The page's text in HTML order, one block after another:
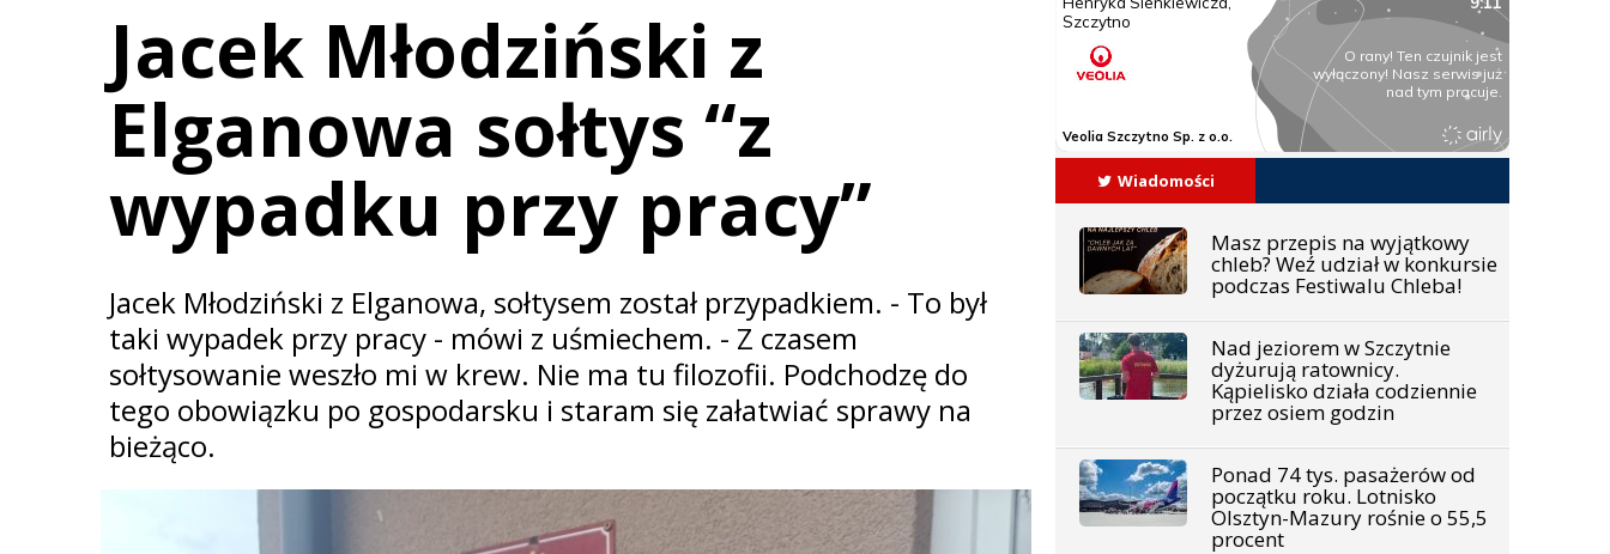
Jacek Młodziński z
Elganowa sołtys “z
wypadku przy pracy”
Jacek Młodziński z Elganowa, sołtysem został przypadkiem. - To był
taki wypadek przy pracy - mówi z uśmiechem. - Z czasem
sołtysowanie weszło mi w krew. Nie ma tu filozofii. Podchodzę do
tego obowiązku po gospodarsku i staram się załatwiać sprawy na
bieżąco.
Wiadomości
Masz przepis na wyjątkowy
chleb? Weź udział w konkursie
podczas Festiwalu Chleba!
Nad jeziorem w Szczytnie
dyżurują ratownicy.
Kąpielisko działa codziennie
przez osiem godzin
Ponad 74 tys. pasażerów od
początku roku. Lotnisko
Olsztyn-Mazury rośnie o 55,5
procent